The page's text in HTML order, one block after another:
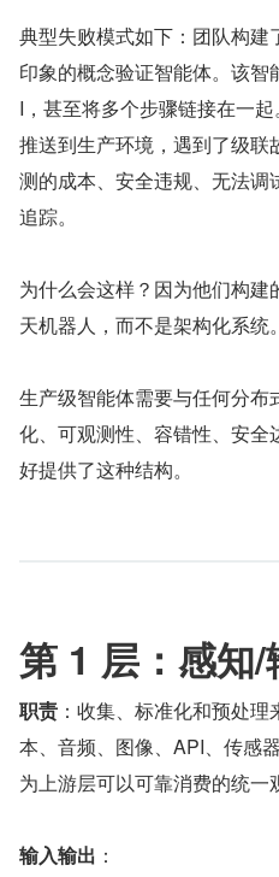
典型失败模式如下：团队构
印象的概念验证智能体。该
I，甚至将多个步骤链接在一
推送到生产环境，遇到了级
测的成本、安全违规、无法
追踪。
为什么会这样？因为他们构
天机器人，而不是架构化系统。
生产级智能体需要与任何分
化、可观测性、容错性、安
好提供了这种结构。
第 1 层：感知/
职责 ：收集、标准化和预处
本、音频、图像、API、传感
为上游层可以可靠消费的统一
输入输出 ：